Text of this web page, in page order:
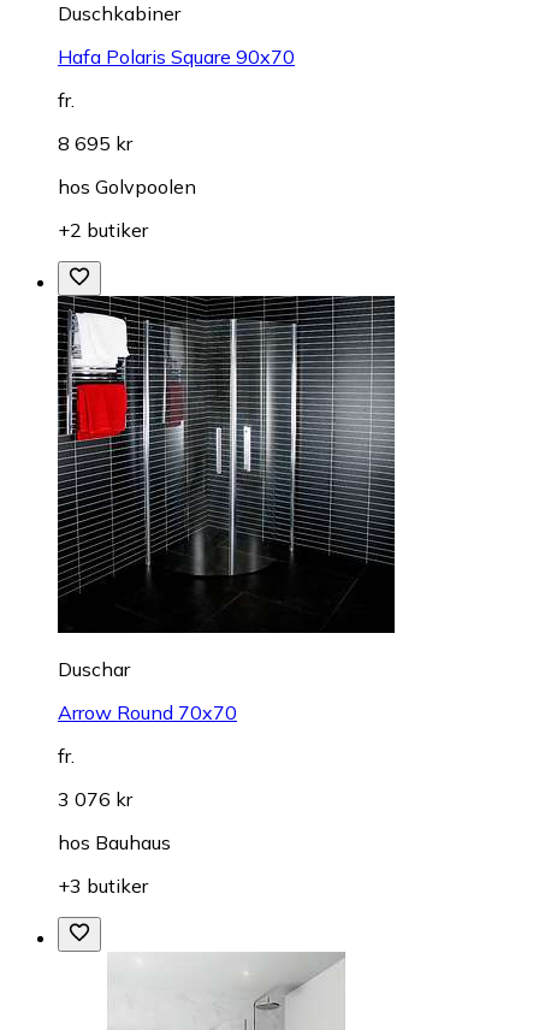
Duschkabiner
Hafa Polaris Square 90x70
fr.
8 695 kr
hos Golvpoolen
+2 butiker
Duschar
Arrow Round 70x70
fr.
3 076 kr
hos Bauhaus
+3 butiker